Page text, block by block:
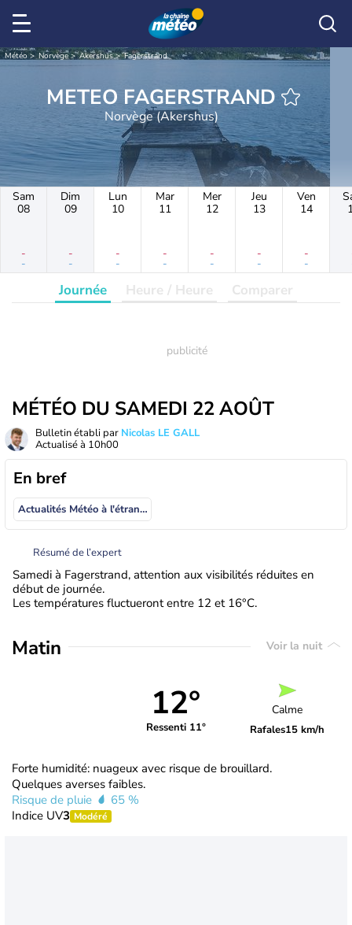
Météo Norvège Akershus Fagerstrand
METEO FAGERSTRAND
Norvège (Akershus)
Sam
08
-
-
Dim
09
-
-
Lun
10
-
-
Mar
11
-
-
Mer
12
-
-
Jeu
13
-
-
Ven
14
-
-
Journée Heure / Heure Comparer
MÉTÉO DU SAMEDI 22 AOÛT
Bulletin établi par Nicolas LE GALL
Actualisé à 10h00
En bref
Actualités Météo à l'étranger
Résumé de l’expert
Samedi à Fagerstrand, attention aux visibilités réduites en
début de journée.
Les températures fluctueront entre 12 et 16°C.
Matin Voir la nuit
12°
Ressenti 11°
Calme
Rafales15 km/h
Forte humidité: nuageux avec risque de brouillard.
Quelques averses faibles.
Risque de pluie
65 %
Indice UV3 Modéré